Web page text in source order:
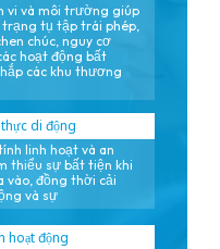
vi và môi trường giúp
tụ tập trái phép,
chúc, nguy cơ
hoạt động bất
các khu thương
di động
linh hoạt và an
thiểu sự bất tiện khi
vào, đồng thời cải
và sự
hoạt động